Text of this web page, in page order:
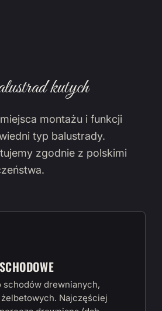
kutych
montażu i funkcji
typ balustrady.
zgodnie z polskimi
schodów drewnianych,
Najczęściej